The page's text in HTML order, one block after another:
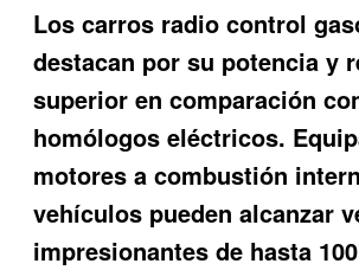
Los carros radio control
destacan por su potencia y
superior en comparación
homólogos eléctricos.
motores a combustión
vehículos pueden alcanzar
impresionantes de hasta